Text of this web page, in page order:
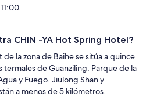
CHIN -YA Hot Spring Hotel?
la zona de Baihe se sitúa a quince
termales de Guanziling, Parque de la
y Fuego. Jiulong Shan y
a menos de 5 kilómetros.